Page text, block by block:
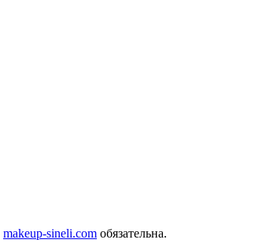
makeup-sineli.com обязательна.